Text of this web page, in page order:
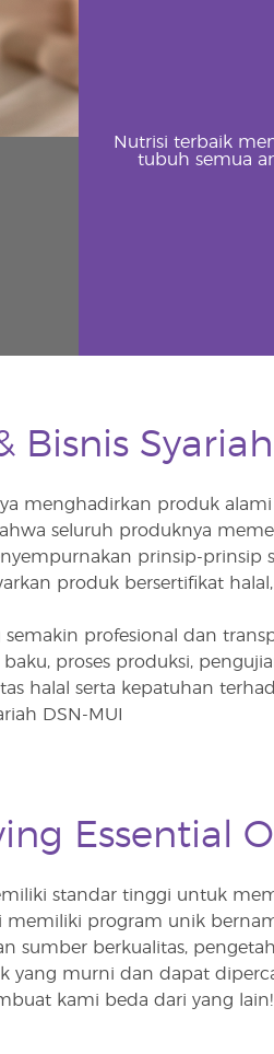
Nutrisi terbaik
tubuh semua
Bisnis
menghadirkan produk
seluruh produknya
prinsip-prinsip
produk bersertifikat
profesional dan
proses produksi,
halal serta kepatuhan
DSN-MUI
Essential
standar tinggi untuk
memiliki program unik
sumber berkualitas,
yang murni dan dapat
kami beda dari yang lain!